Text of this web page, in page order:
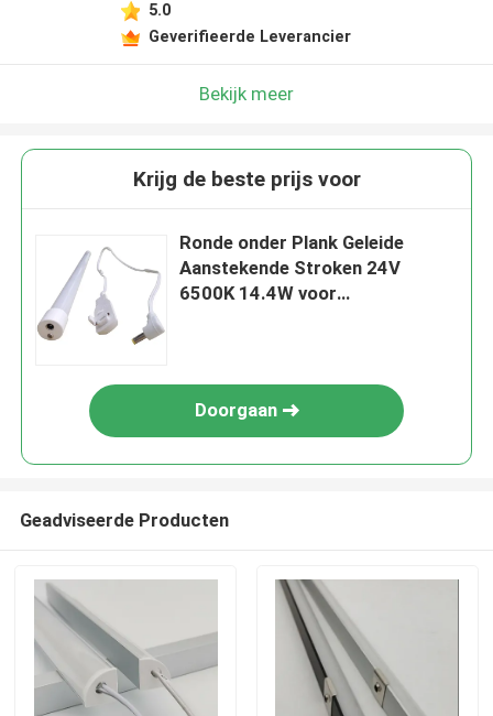
5.0
Geverifieerde Leverancier
Bekijk meer
Krijg de beste prijs voor
Ronde onder Plank Geleide
Aanstekende Stroken 24V
6500K 14.4W voor
Doorgaan
Geadviseerde Producten